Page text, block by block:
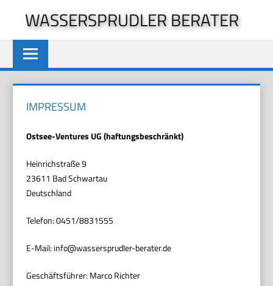
springen
WASSERSPRUDLER BERATER
IMPRESSUM
Ostsee-Ventures UG (haftungsbeschränkt)
Heinrichstraße 9
23611 Bad Schwartau
Deutschland
Telefon: 0451/8831555
E-Mail: info@wassersprudler-berater.de
Geschäftsführer: Marco Richter